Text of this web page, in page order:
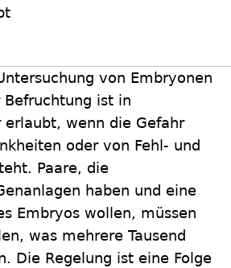
von Embryonen
ist in
erlaubt, wenn die Gefahr
oder von Fehl- und
Paare, die
haben und eine
Embryos wollen, müssen
was mehrere Tausend
Die Regelung ist eine Folge